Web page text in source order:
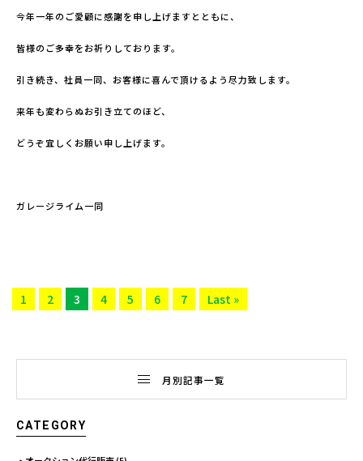
今年一年のご愛顧に感謝を申し上げますとともに、
皆様のご多幸をお祈りしております。
引き続き、社員一同、お客様に喜んで頂けるよう尽力致します。
来年も変わらぬお引き立てのほど、
どうぞ宜しくお願い申し上げます。
ガレージライム一同
1 2 3 4 5 6 7 Last »
月別記事一覧
CATEGORY